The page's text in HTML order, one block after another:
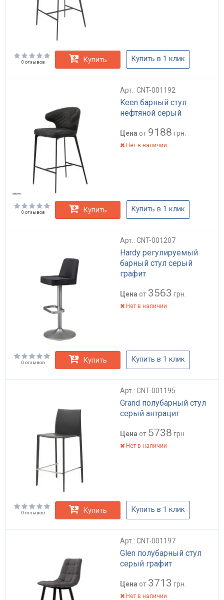
0 отзывов Купить Купить в 1 клик
Арт.: CNT-001192
Keen барный стул
нефтяной серый
Цена от 9188 грн.
Нет в наличии
0 отзывов Купить Купить в 1 клик
Арт.: CNT-001207
Hardy регулируемый
барный стул серый
графит
Цена от 3563 грн.
Нет в наличии
0 отзывов Купить Купить в 1 клик
Арт.: CNT-001195
Grand полубарный стул
серый антрацит
Цена от 5738 грн.
Нет в наличии
0 отзывов Купить Купить в 1 клик
Арт.: CNT-001197
Glen полубарный стул
серый графит
Цена от 3713 грн.
Нет в наличии